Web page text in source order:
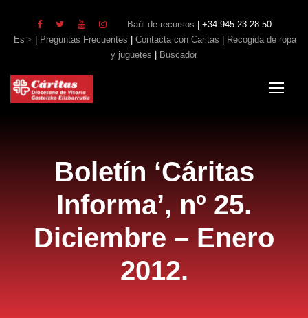
Baúl de recursos | +34 945 23 28 50
Es
Preguntas Frecuentes Contacta con Caritas
Recogida de ropa
y juguetes
Buscador
Boletín ‘Cáritas
Informa’, nº 25.
Diciembre – Enero
2012.